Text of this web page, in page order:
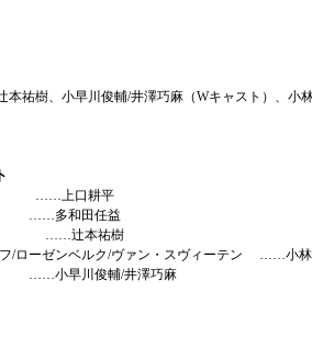
本祐樹、小早川俊輔/井澤巧麻（Wキャスト）、小
口耕平
多和田任益
……辻本祐樹
フ/ローゼンベルク/ヴァン・スヴィーテン ……小
……小早川俊輔/井澤巧麻